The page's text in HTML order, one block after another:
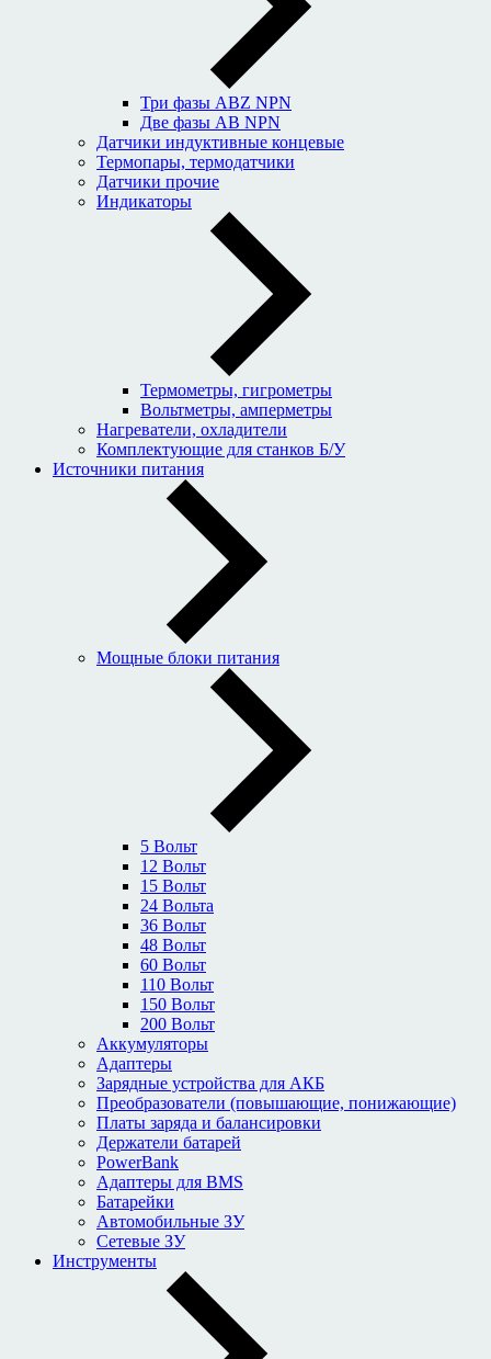
Три фазы ABZ NPN
Две фазы AB NPN
Датчики индуктивные концевые
Термопары, термодатчики
Датчики прочие
Индикаторы
Термометры, гигрометры
Вольтметры, амперметры
Нагреватели, охладители
Комплектующие для станков Б/У
Источники питания
Мощные блоки питания
5 Вольт
12 Вольт
15 Вольт
24 Вольта
36 Вольт
48 Вольт
60 Вольт
110 Вольт
150 Вольт
200 Вольт
Аккумуляторы
Адаптеры
Зарядные устройства для АКБ
Преобразователи (повышающие, понижающие)
Платы заряда и балансировки
Держатели батарей
PowerBank
Адаптеры для BMS
Батарейки
Автомобильные ЗУ
Сетевые ЗУ
Инструменты